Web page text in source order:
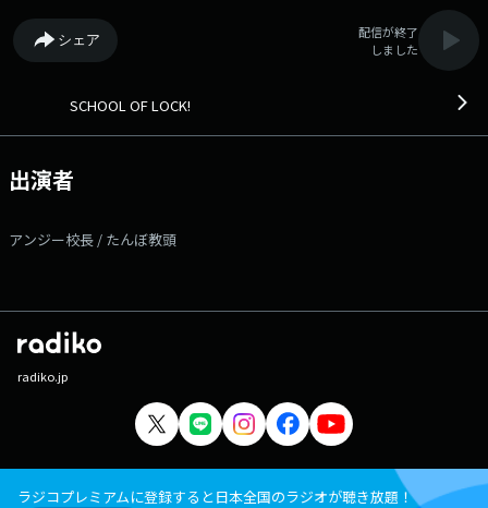
シェア
配信が終了
しました
SCHOOL OF LOCK!
出演者
アンジー校長 / たんぼ教頭
radiko.jp
ラジコプレミアムに登録すると日本全国のラジオが聴き放題！